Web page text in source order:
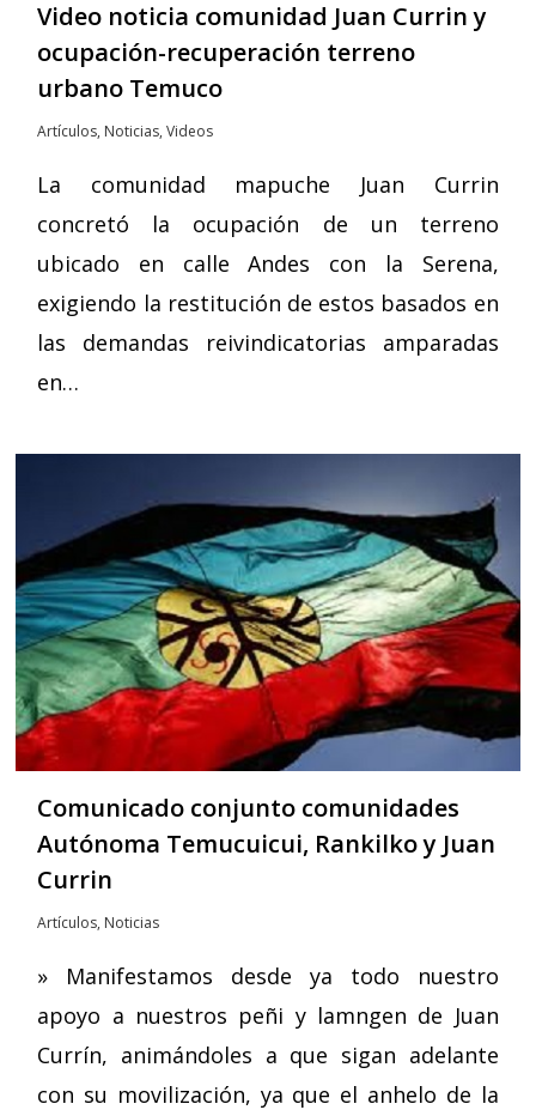
Video noticia comunidad Juan Currin y
ocupación-recuperación terreno
urbano Temuco
Artículos, Noticias,Videos
La comunidad mapuche Juan Currin
concretó la ocupación de un terreno
ubicado en calle Andes con la Serena,
exigiendo la restitución de estos basados en
las demandas reivindicatorias amparadas
en…
Comunicado conjunto comunidades
Autónoma Temucuicui, Rankilko y Juan
Currin
Artículos, Noticias
» Manifestamos desde ya todo nuestro
apoyo a nuestros peñi y lamngen de Juan
Currín, animándoles a que sigan adelante
con su movilización, ya que el anhelo de la